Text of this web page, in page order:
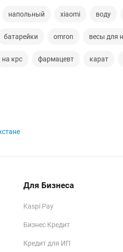
напольный xiaomi воду
батарейки omron весы для
на крс фармацевт карат
Для Бизнеса
Kaspi Pay
Бизнес Кредит
Кредит для ИП